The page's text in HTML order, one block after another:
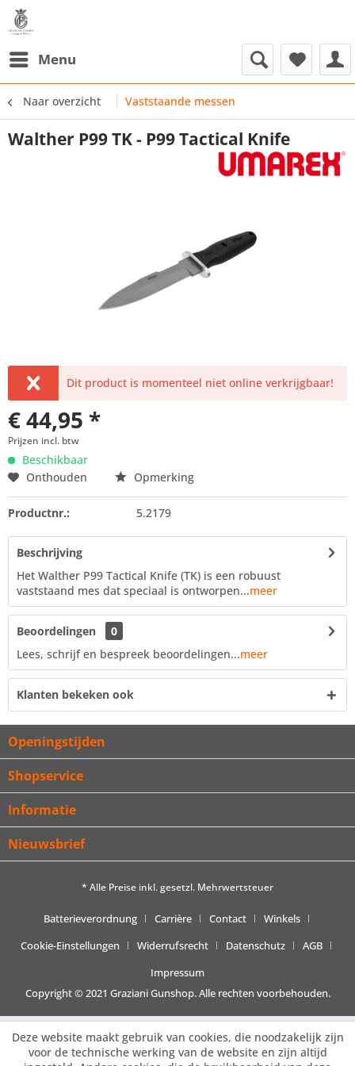
Menu
Naar overzicht Vaststaande messen
Walther P99 TK - P99 Tactical Knife
Dit product is momenteel niet online verkrijgbaar!
€ 44,95 *
Prijzen incl. btw
Beschikbaar
Onthouden
Opmerking
Productnr.: 5.2179
Beschrijving
Het Walther P99 Tactical Knife (TK) is een robuust
vaststaand mes dat speciaal is ontworpen...meer
Beoordelingen
0
Lees, schrijf en bespreek beoordelingen...meer
Klanten bekeken ook
Openingstijden
Shopservice
Informatie
Nieuwsbrief
* Alle Preise inkl. gesetzl. Mehrwertsteuer
Batterieverordnung Carrière Contact
Winkels
Cookie-Einstellungen
Widerrufsrecht Datenschutz
AGB
Impressum
Copyright © 2021 Graziani Gunshop. Alle rechten voorbehouden.
Deze website maakt gebruik van cookies, die noodzakelijk zijn
voor de technische werking van de website en zijn altijd